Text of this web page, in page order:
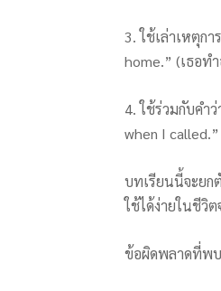
3. ใช้เล่าเหตุก
home.” (เธอท
4. ใช้ร่วมกับคำ
when I
บทเรียนนี้จะยก
ใช้ได้ง่ายในชีวิต
ข้อผิดพลาดที่พบ